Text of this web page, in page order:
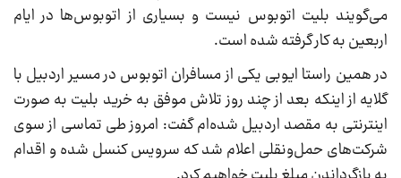
می‌گویند بلیت اتوبوس نیست و بسیاری از اتوبوس‌ها در ایام
اربعین به کار گرفته شده است.
در همین راستا ایوبی یکی از مسافران اتوبوس در مسیر اردبیل با
گلایه از اینکه بعد از چند روز تلاش موفق به خرید بلیت به صورت
اینترنتی به مقصد اردبیل شده‌ام گفت: امروز طی تماسی از سوی
شرکت‌های حمل‌ونقلی اعلام شد که سرویس کنسل شده و اقدام